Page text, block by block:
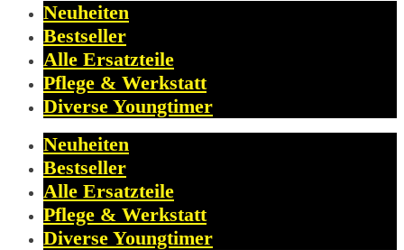
Neuheiten
Bestseller
Alle Ersatzteile
Pflege & Werkstatt
Diverse Youngtimer
Neuheiten
Bestseller
Alle Ersatzteile
Pflege & Werkstatt
Diverse Youngtimer